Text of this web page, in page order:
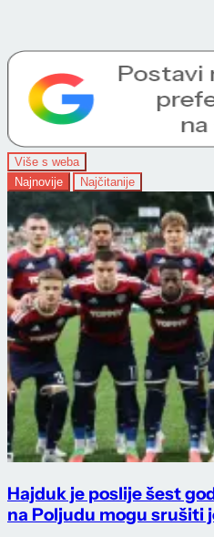
Više s weba
Najnovije
Najčitanije
Hajduk je poslije šest
na Poljudu mogu srušiti